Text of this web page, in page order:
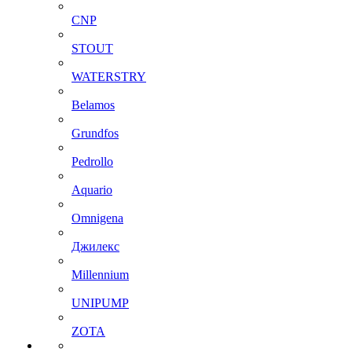
CNP
STOUT
WATERSTRY
Belamos
Grundfos
Pedrollo
Aquario
Omnigena
Джилекс
Millennium
UNIPUMP
ZOTA